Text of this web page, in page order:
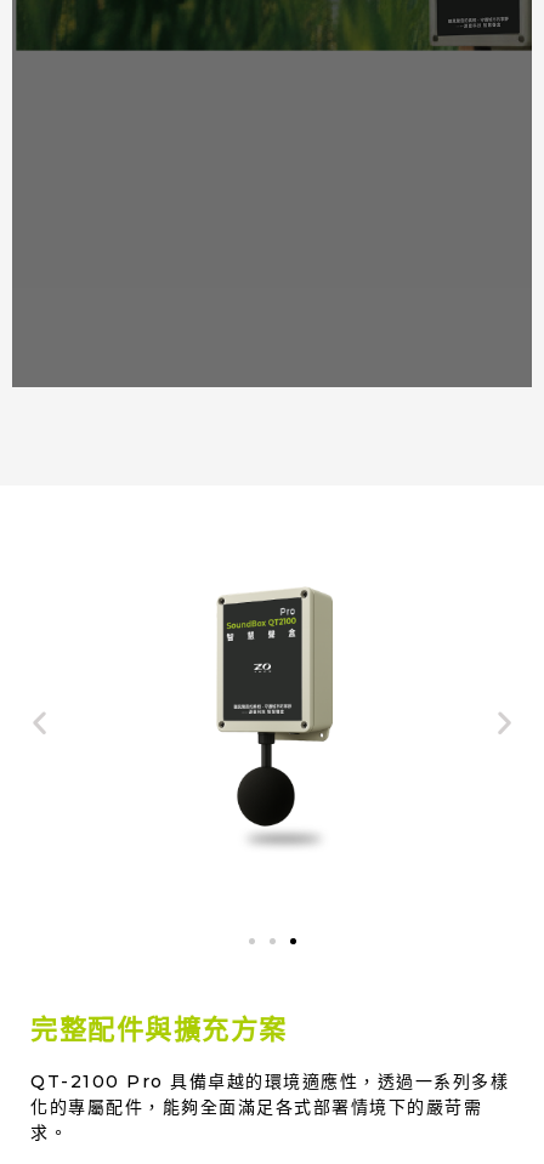
完整配件與擴充方案
QT-2100 Pro 具備卓越的環境適應性，透過一系列多樣
化的專屬配件，能夠全面滿足各式部署情境下的嚴苛需
求。